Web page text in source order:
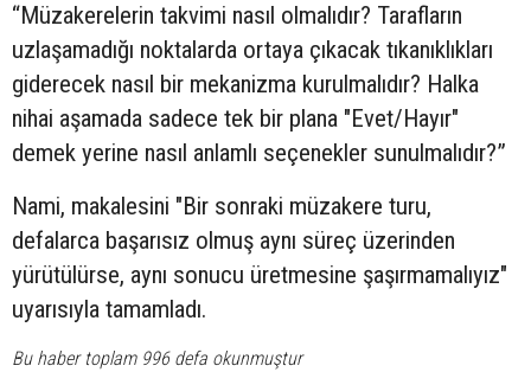
“Müzakerelerin takvimi nasıl olmalıdır? Tarafların
uzlaşamadığı noktalarda ortaya çıkacak tıkanıklıkları
giderecek nasıl bir mekanizma kurulmalıdır? Halka
nihai aşamada sadece tek bir plana "Evet/Hayır"
demek yerine nasıl anlamlı seçenekler sunulmalıdır?”
Nami, makalesini "Bir sonraki müzakere turu,
defalarca başarısız olmuş aynı süreç üzerinden
yürütülürse, aynı sonucu üretmesine şaşırmamalıyız"
uyarısıyla tamamladı.
Bu haber toplam 996 defa okunmuştur